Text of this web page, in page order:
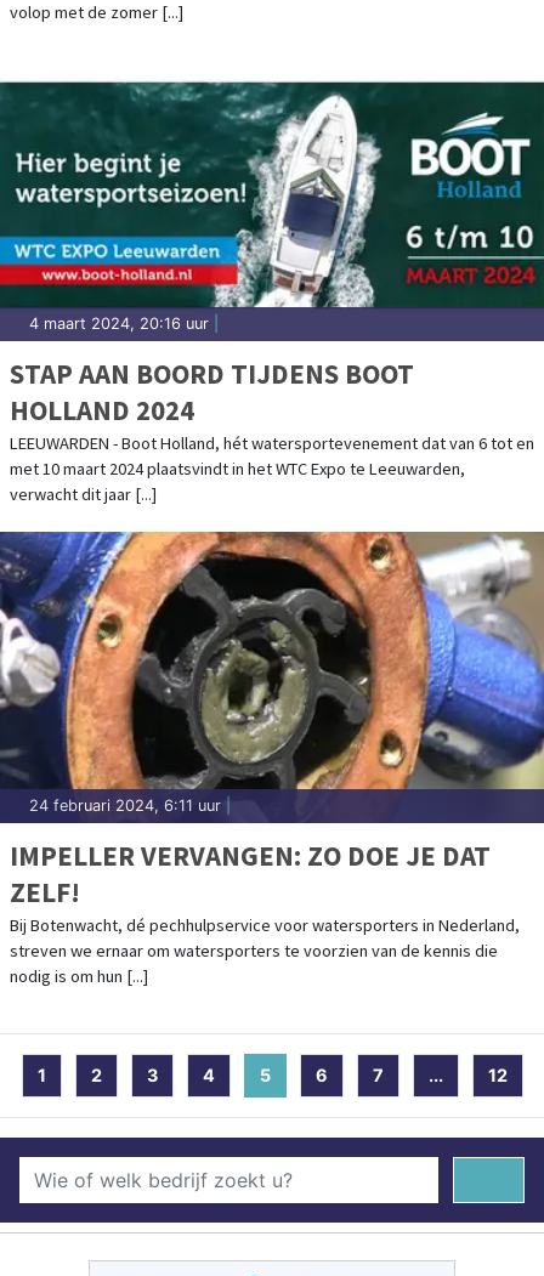
volop met de zomer [...]
4 maart 2024, 20:16 uur
STAP AAN BOORD TIJDENS BOOT
HOLLAND 2024
LEEUWARDEN - Boot Holland, hét watersportevenement dat van 6 tot en
met 10 maart 2024 plaatsvindt in het WTC Expo te Leeuwarden,
verwacht dit jaar [...]
24 februari 2024, 6:11 uur
IMPELLER VERVANGEN: ZO DOE JE DAT
ZELF!
Bij Botenwacht, dé pechhulpservice voor watersporters in Nederland,
streven we ernaar om watersporters te voorzien van de kennis die
nodig is om hun [...]
1 2 3 4 5(current)
6 7 ... 12